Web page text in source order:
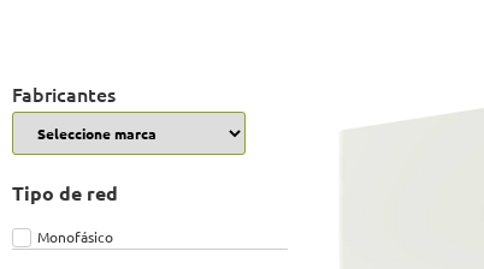
Fabricantes
Tipo de red
Monofásico